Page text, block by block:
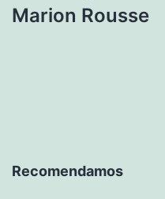
Marion Rousse
Recomendamos